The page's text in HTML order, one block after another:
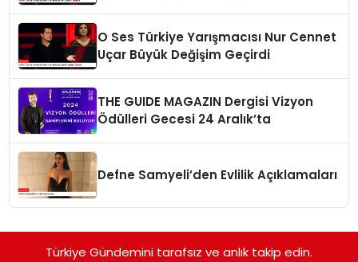
O Ses Türkiye Yarışmacısı Nur Cennet
Uçar Büyük Değişim Geçirdi
THE GUIDE MAGAZIN Dergisi Vizyon
Ödülleri Gecesi 24 Aralık’ta
Defne Samyeli’den Evlilik Açıklamaları
Türkiye Gündemini tarafsız ve anlık takip edin.